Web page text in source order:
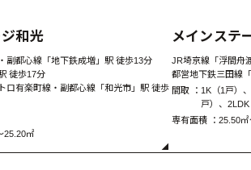
和光
副都心線「地下鉄成増」駅 徒歩13分
徒歩17分
ロ有楽町線・副都心線「和光市」駅 徒歩
25.20㎡
メインステ
JR埼京線「浮間舟
都営地下鉄三田線
間取 ： 1K（1戸）
戸）、
専有面積 ： 25.50